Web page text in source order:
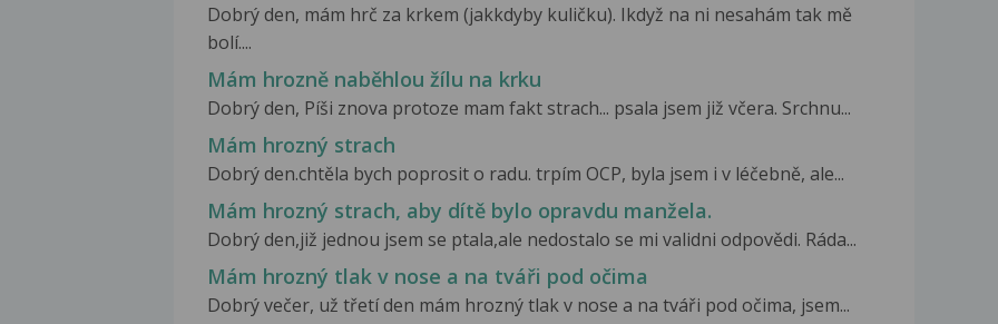
Dobrý den, mám hrč za krkem (jakkdyby kuličku). Ikdyž na ni nesahám tak mě
bolí....
Mám hrozně naběhlou žílu na krku
Dobrý den, Píši znova protoze mam fakt strach... psala jsem již včera. Srchnu...
Mám hrozný strach
Dobrý den.chtěla bych poprosit o radu. trpím OCP, byla jsem i v léčebně, ale...
Mám hrozný strach, aby dítě bylo opravdu manžela.
Dobrý den,již jednou jsem se ptala,ale nedostalo se mi validni odpovědi. Ráda...
Mám hrozný tlak v nose a na tváři pod očima
Dobrý večer, už třetí den mám hrozný tlak v nose a na tváři pod očima, jsem...